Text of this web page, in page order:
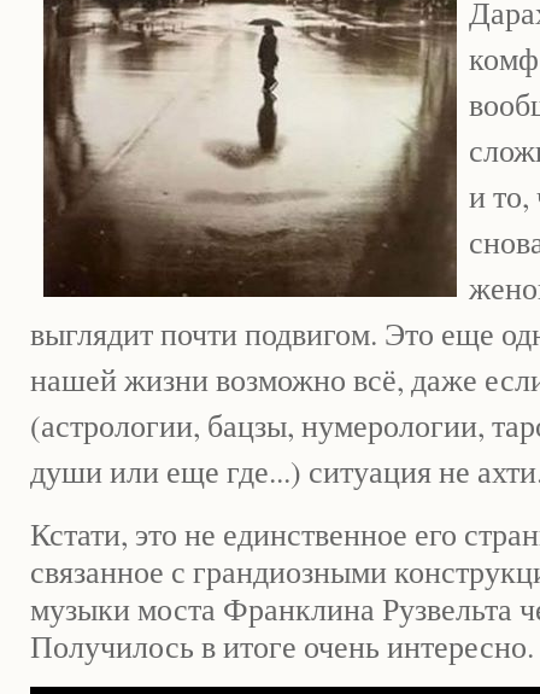
и то,
выглядит почти подвигом. Это еще
нашей жизни возможно всё, даже
(астрологии, бацзы, нумерологии,
души или еще где...) ситуация не
Кстати, это не единственное его
связанное с грандиозными
музыки моста Франклина Рузвельта
Получилось в итоге очень интересно.